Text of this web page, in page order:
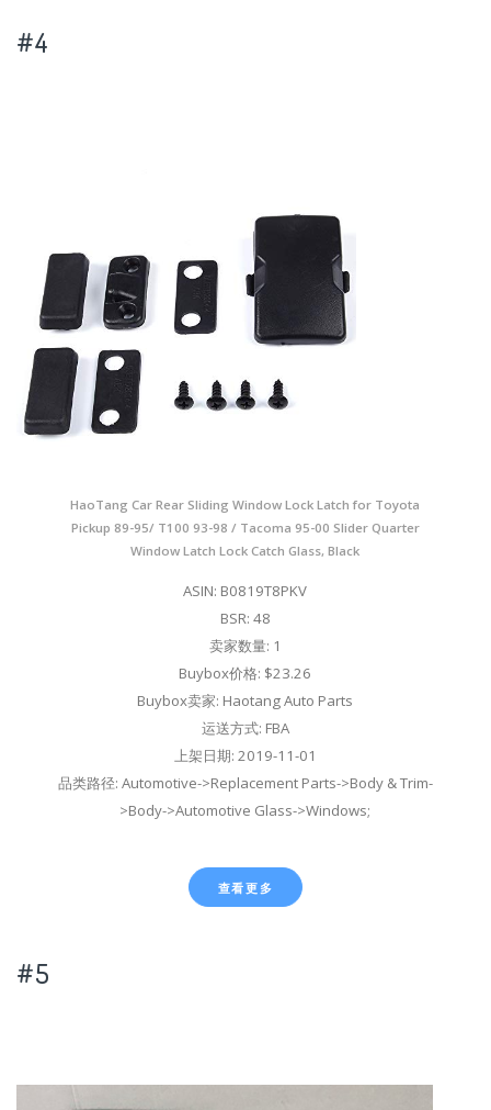
#4
HaoTang Car Rear Sliding Window Lock Latch for Toyota
Pickup 89-95/ T100 93-98 / Tacoma 95-00 Slider Quarter
Window Latch Lock Catch Glass, Black
ASIN: B0819T8PKV
BSR: 48
卖家数量: 1
Buybox价格: $23.26
Buybox卖家: Haotang Auto Parts
运送方式: FBA
上架日期: 2019-11-01
品类路径: Automotive->Replacement Parts->Body & Trim-
>Body->Automotive Glass->Windows;
查看更多
#5